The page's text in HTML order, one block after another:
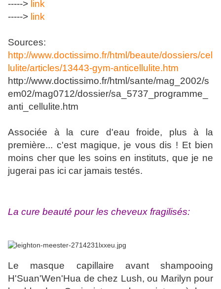
-----> link
-----> link
Sources:
http://www.doctissimo.fr/html/beaute/dossiers/cel
lulite/articles/13443-gym-anticellulite.htm
http://www.doctissimo.fr/html/sante/mag_2002/s
em02/mag0712/dossier/sa_5737_programme_
anti_cellulite.htm
Associée à la cure d'eau froide, plus à la
première... c'est magique, je vous dis ! Et bien
moins cher que les soins en instituts, que je ne
jugerai pas ici car jamais testés.
La cure beauté pour les cheveux fragilisés:
Le masque capillaire avant shampooing
H'Suan'Wen'Hua de chez Lush, ou Marilyn pour